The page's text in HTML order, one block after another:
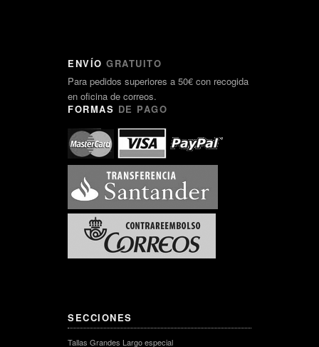
ENVÍO GRATUITO
Para pedidos superiores a 50€ con recogida
en oficina de correos.
FORMAS DE PAGO
SECCIONES
Tallas Grandes Largo especial